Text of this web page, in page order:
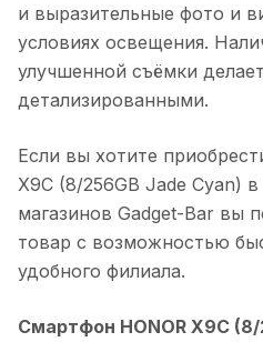
и выразительные фото и
условиях освещения.
улучшенной съёмки
детализированными.
Если вы хотите
X9C (8/256GB Jade Cyan) в
магазинов Gadget-Bar вы
товар с возможностью
удобного филиала.
Смартфон HONOR X9C